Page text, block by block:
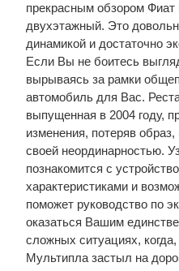
прекрасным обзором Фиат
двухэтажный. Это
динамикой и достаточно
Если Вы не боитесь
вырываясь за рамки
автомобиль для Вас.
выпущенная в 2004 году,
изменения, потеряв
своей неординарностью.
познакомится с
характеристиками и
поможет руководство по
оказаться Вашим
сложных ситуациях,
Мультипла застыл на